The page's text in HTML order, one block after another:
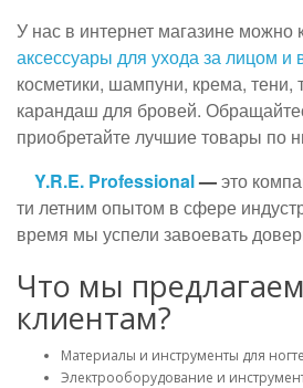
У нас в интернет магазине можно
аксессуары для ухода за лицом и
косметики, шампуни, крема, тени,
карандаш для бровей.
приобретайте лучшие товары по
Y.R.E. Professional—это
ти летним опытом в сфере
время мы успели завоевать
Что мы
клиентам?
Материалы и инструменты для
Электрооборудование и